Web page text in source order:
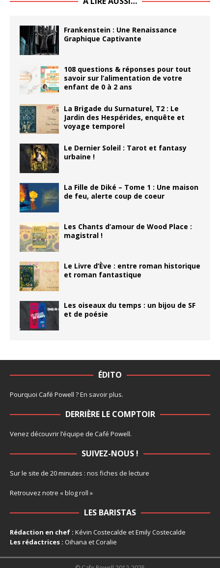
Frankenstein : Une Renaissance
Graphique Captivante
108 questions & réponses pour tout
savoir sur l’alimentation de votre
enfant de 0 à 2 ans
La Brigade du Surnaturel, T2 : Le
Jardin des Hespérides, enquête et
voyage temporel
Le Dernier Soleil : Tarot et fantasy
urbaine !
La Fille de Diké – Tome 1 : Une maison
de feu, alerte coup de coeur
Les Chants d’amour de Wood Place :
magistral !
Le Livre d’Ève : entre roman historique
et roman fantastique
Les oiseaux du temps : un bijou de SF
et de poésie
ÉDITO
Pourquoi Café Powell ?En savoir plus.
DERRIÈRE LE COMPTOIR
Venez découvrir l’équipe de Café Powell.
SUIVEZ-NOUS !
Sur le site de 20 minutes : nos fiches de lecture
Retrouvez notre « blog roll »
LES BARISTAS
Rédaction en chef : Kévin Costecalde et Emily Costecalde
Les rédactrices : Oihana et Coralie